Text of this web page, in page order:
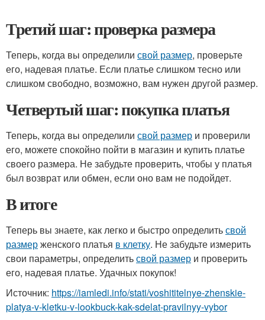
Третий шаг: проверка размера
Теперь, когда вы определили свой размер, проверьте
его, надевая платье. Если платье слишком тесно или
слишком свободно, возможно, вам нужен другой размер.
Четвертый шаг: покупка платья
Теперь, когда вы определили свой размер и проверили
его, можете спокойно пойти в магазин и купить платье
своего размера. Не забудьте проверить, чтобы у платья
был возврат или обмен, если оно вам не подойдет.
В итоге
Теперь вы знаете, как легко и быстро определитьсвой
размерженского платья в клетку. Не забудьте измерить
свои параметры, определитьсвой размер и проверить
его, надевая платье. Удачных покупок!
Источник: https://iamledi.info/stati/voshititelnye-zhenskie-
platya-v-kletku-v-lookbuck-kak-sdelat-pravilnyy-vybor